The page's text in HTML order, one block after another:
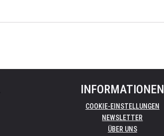
INFORMATIONEN
COOKIE-EINSTELLUNGEN
NEWSLETTER
ÜBER UNS